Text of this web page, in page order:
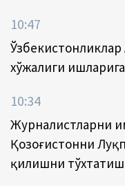
10:47
хўжалиги
10:34
Журналистларни
Қозоғистонни
қилишни